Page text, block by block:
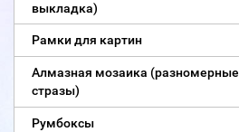
выкладка)
Рамки для картин
Алмазная мозаика (разномерные
стразы)
Румбоксы